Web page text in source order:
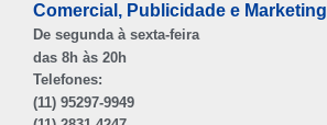
Comercial, Publicidade e Marketing
De segunda à sexta-feira
das 8h às 20h
Telefones:
(11) 95297-9949